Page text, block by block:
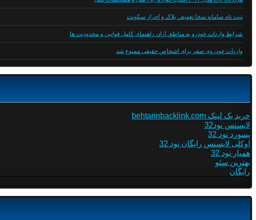
ثبت نام سامانه سخا تعویض پلاک و احراز سکونت
شرایط واردات خودرو به مناطق آزاد، راهنمای کامل قوانین و محدودیت ها
واردات خودروی صفر برای اشخاص حقیقی ممنوع شد
خرید بک لینک behtarinbacklink.com
لایسنس نود32
پسورد نود 32
اوکلی لایسنس رایگان نود 32
همیار نود 32
بهترین سئو
رایگان